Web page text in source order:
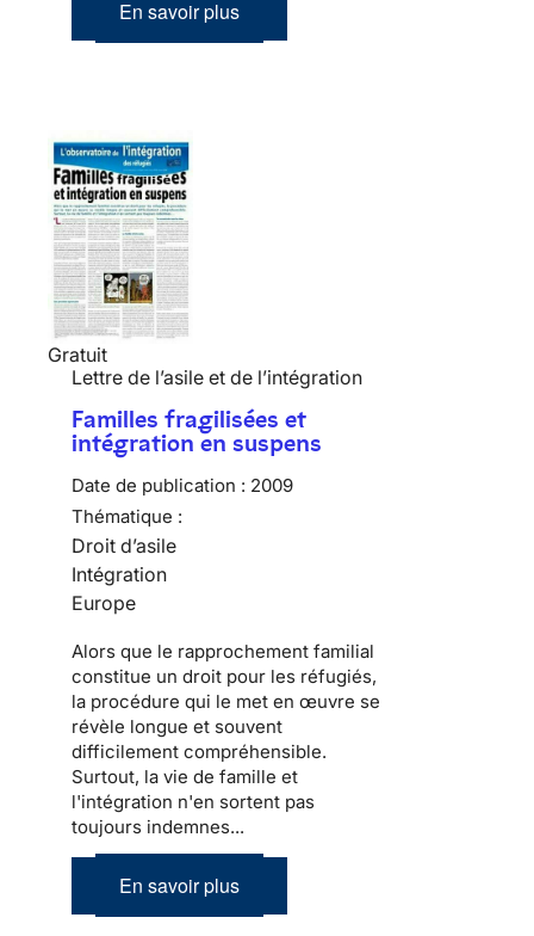
En savoir plus
Gratuit
Lettre de l’asile et de l’intégration
Familles fragilisées et
intégration en suspens
Date de publication : 2009
Thématique :
Droit d’asile
Intégration
Europe
Alors que le rapprochement familial
constitue un droit pour les réfugiés,
la procédure qui le met en œuvre se
révèle longue et souvent
difficilement compréhensible.
Surtout, la vie de famille et
l'intégration n'en sortent pas
toujours indemnes...
En savoir plus